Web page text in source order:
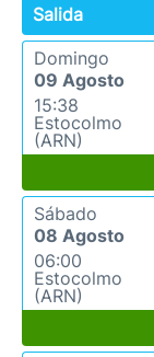
Salida
Domingo
09 Agosto
15:38
Estocolmo
(ARN)
Sábado
08 Agosto
06:00
Estocolmo
(ARN)